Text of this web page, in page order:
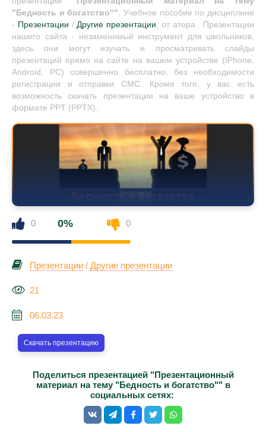
"Бедность и богатство"". Учебное пособие по дисциплине
- Презентации /Другие презентации, от атора . Презентации
нашего сайта - незаменимый инструмент для школьников,
здесь они могут изучать и просматривать слайды
презентаций прямо на сайте на вашем устройстве (IPhone,
Android, PC) совершенно бесплатно, без необходимости
регистрации и отправки СМС. Кроме того, у вас есть
возможность скачать презентации на ваше устройство в
формате PPT (PPTX).
0 0% 0
Презентации / Другие презентации
21
06.03.23
Скачать презентацию
Поделиться презентацией "Презентационный
материал на тему "Бедность и богатство"" в
социальных сетях: